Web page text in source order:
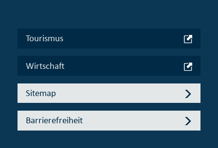
Tourismus
Wirtschaft
Sitemap
Barrierefreiheit